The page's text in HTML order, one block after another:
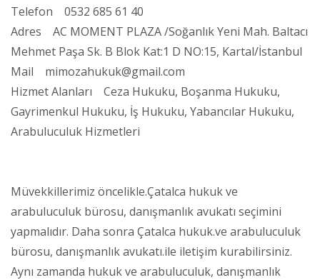
Telefon 0532 685 61 40
Adres AC MOMENT PLAZA /Soğanlık Yeni Mah. Baltacı
Mehmet Paşa Sk. B Blok Kat:1 D NO:15, Kartal/İstanbul
Mail mimozahukuk@gmail.com
Hizmet Alanları Ceza Hukuku, Boşanma Hukuku,
Gayrimenkul Hukuku, İş Hukuku, Yabancılar Hukuku,
Arabuluculuk Hizmetleri
Müvekkillerimiz öncelikle.Çatalca hukuk ve
arabuluculuk bürosu, danışmanlık avukatı seçimini
yapmalıdır. Daha sonra Çatalca hukuk.ve arabuluculuk
bürosu, danışmanlık avukatı.ile iletişim kurabilirsiniz.
Aynı zamanda hukuk ve arabuluculuk, danışmanlık